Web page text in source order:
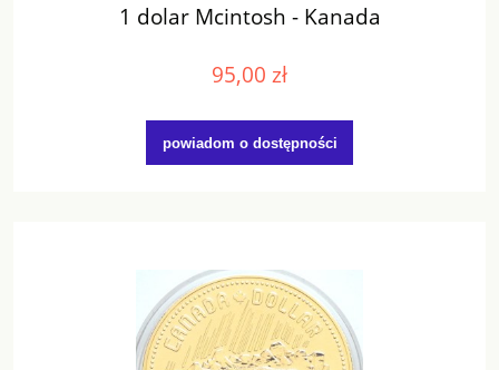
1 dolar Mcintosh - Kanada
95,00 zł
powiadom o dostępności